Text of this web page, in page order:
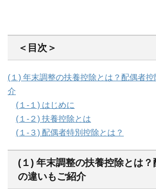
＜目次＞
(１) 年末調整の扶養控除とは？配偶者
介
(１-１) はじめに
(１-２) 扶養控除とは
(１-３) 配偶者特別控除とは？
(１) 年末調整の扶養控除とは？
の違いもご紹介